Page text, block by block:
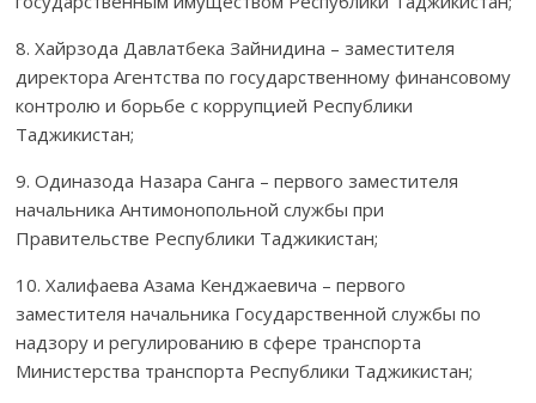
8. Хайрзода Давлатбека Зайнидина – заместителя
директора Агент­ства по государственному финансовому
контролю и борьбе с корруп­цией Республики
Таджикистан;
9. Одиназода Назара Санга – первого заместителя
начальника Антимонопольной службы при
Правительстве Республики Таджикистан;
10. Халифаева Азама Кенджаевича – первого
заместителя началь­ника Государственной службы по
надзору и регулированию в сфере транспорта
Министерства транспорта Республики Таджи­кистан;